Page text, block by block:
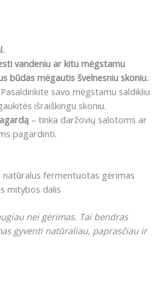
vandeniu ar kitu mėgstamu
būdas mėgautis švelnesniu skoniu.
savo mėgstamu saldikliu
išraiškingu skoniu.
– tinka daržovių salotoms ar
pagardinti.
fermentuotas gėrimas
mitybos dalis
nei gėrimas. Tai bendras
gyventi natūraliau, paprasčiau ir